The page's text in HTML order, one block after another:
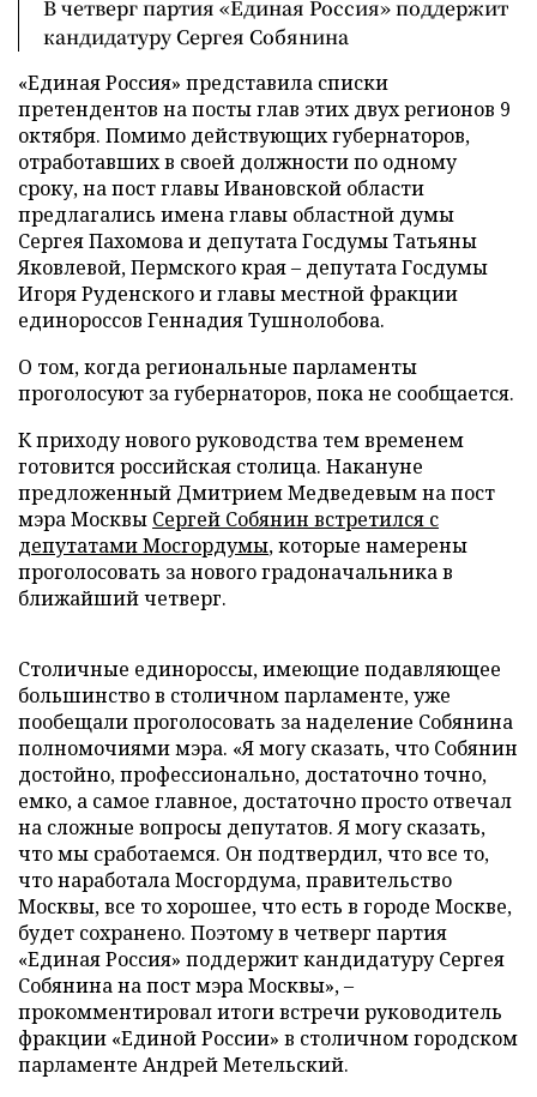
В четверг партия «Единая Россия» поддержит
кандидатуру Сергея Собянина
«Единая Россия» представила списки
претендентов на посты глав этих двух регионов 9
октября. Помимо действующих губернаторов,
отработавших в своей должности по одному
сроку, на пост главы Ивановской области
предлагались имена главы областной думы
Сергея Пахомова и депутата Госдумы Татьяны
Яковлевой, Пермского края – депутата Госдумы
Игоря Руденского и главы местной фракции
единороссов Геннадия Тушнолобова.
О том, когда региональные парламенты
проголосуют за губернаторов, пока не сообщается.
К приходу нового руководства тем временем
готовится российская столица. Накануне
предложенный Дмитрием Медведевым на пост
мэра Москвы Сергей Собянин встретился с
депутатами Мосгордумы, которые намерены
проголосовать за нового градоначальника в
ближайший четверг.
Столичные единороссы, имеющие подавляющее
большинство в столичном парламенте, уже
пообещали проголосовать за наделение Собянина
полномочиями мэра. «Я могу сказать, что Собянин
достойно, профессионально, достаточно точно,
емко, а самое главное, достаточно просто отвечал
на сложные вопросы депутатов. Я могу сказать,
что мы сработаемся. Он подтвердил, что все то,
что наработала Мосгордума, правительство
Москвы, все то хорошее, что есть в городе Москве,
будет сохранено. Поэтому в четверг партия
«Единая Россия» поддержит кандидатуру Сергея
Собянина на пост мэра Москвы», –
прокомментировал итоги встречи руководитель
фракции «Единой России» в столичном городском
парламенте Андрей Метельский.